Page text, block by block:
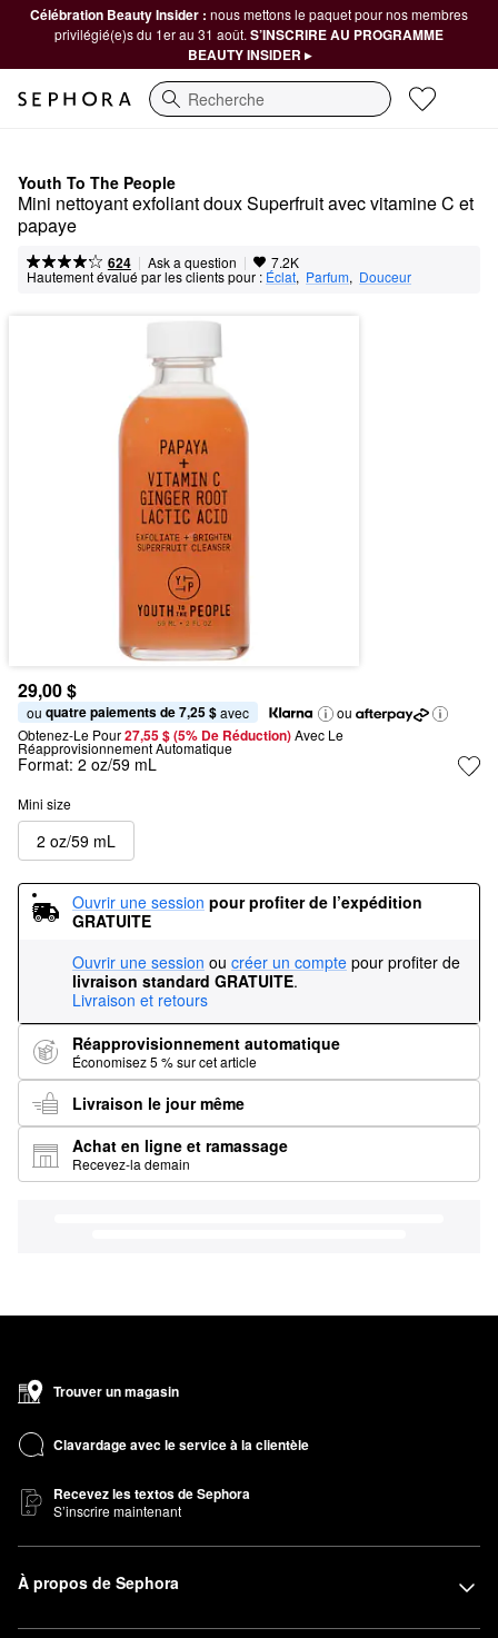
Célébration Beauty Insider : nous mettons le paquet pour nos membres
privilégié(e)s du 1er au 31 août. S’INSCRIRE AU PROGRAMME
BEAUTY INSIDER ▸
Recherche
Youth To The People
Mini nettoyant exfoliant doux Superfruit avec vitamine C et
papaye
624 | Ask a question | 7.2K
Hautement évalué par les clients pour : Éclat, Parfum, Douceur
29,00 $
ou quatre paiements de 7,25 $ avec
ou
Obtenez-Le Pour27,55 $ (5% De Réduction) Avec Le
Réapprovisionnement Automatique
Format: 2 oz/59 mL
Mini size
2 oz/59 mL
Ouvrir une session pour profiter de l’expédition
GRATUITE
Ouvrir une session ou créer un compte pour profiter de
livraison standard GRATUITE.
Livraison et retours
Réapprovisionnement automatique
Économisez 5 % sur cet article
Livraison le jour même
Achat en ligne et ramassage
Recevez-la demain
Trouver un magasin
Clavardage avec le service à la clientèle
Recevez les textos de Sephora
S’inscrire maintenant
À propos de Sephora